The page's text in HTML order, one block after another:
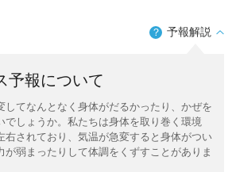
？ 予報解説
予報について
してなんとなく身体がだるかったり、かぜを
でしょうか。私たちは身体を取り巻く環境
右されており、気温が急変すると身体がつい
が弱まったりして体調をくずすことがありま